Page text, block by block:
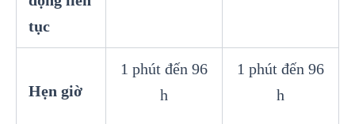
tục
Hẹn giờ
1 phút đến 96
h
1 phút đến 96
h